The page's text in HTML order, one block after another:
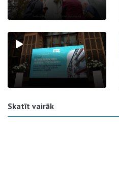
Skatīt vairāk